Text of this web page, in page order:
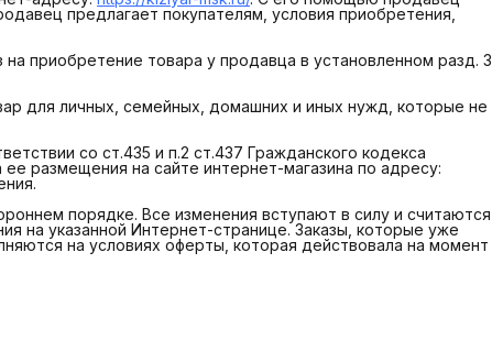
предлагает покупателям, условия приобретения,
приобретение товара у продавца в установленном разд. 3
для личных, семейных, домашних и иных нужд, которые не
со ст.435 и п.2 ст.437 Гражданского кодекса
размещения на сайте интернет-магазина по адресу:
порядке. Все изменения вступают в силу и считаются
на указанной Интернет-странице. Заказы, которые уже
на условиях оферты, которая действовала на момент